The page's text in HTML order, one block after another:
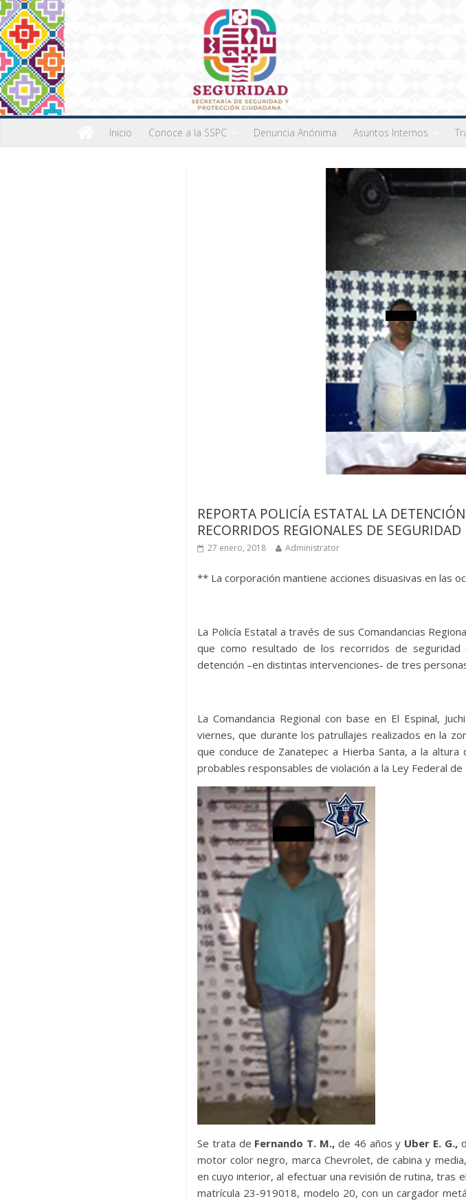
Inicio Conoce a la SSPC Denuncia Anónima Asuntos Internos
REPORTA POLICÍA ESTATAL LA
RECORRIDOS REGIONALES DE SEGURIDAD
27 enero, 2018 Administrator
** La corporación mantiene acciones disuasivas en las
La Policía Estatal a través de sus Comandancias
que como resultado de los recorridos de
detención –en distintas intervenciones- de tres
La Comandancia Regional con base en El Espinal,
viernes, que durante los patrullajes realizados en la
que conduce de Zanatepec a Hierba Santa, a la
probables responsables de violación a la Ley Federal
Se trata de Fernando T. M., de 46 años y Uber E. G.,
motor color negro, marca Chevrolet, de cabina y
en cuyo interior, al efectuar una revisión de rutina, tras
matrícula 23-919018, modelo 20, con un cargador